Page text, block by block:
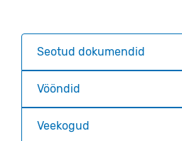
Seotud dokumendid
Vööndid
Veekogud